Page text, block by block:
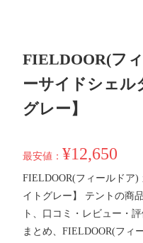
FIELDOOR(フ
ーサイドシェル
グレー】
最安値： ¥12,650
FIELDOOR(フィールドア)
イトグレー】 テントの商
ト、口コミ・レビュー・
まとめ、FIELDOOR(フィ